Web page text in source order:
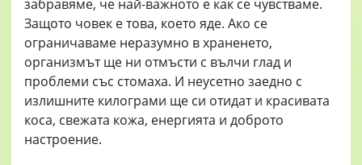
забравяме, че най-важното е как се чувстваме.
Защото човек е това, което яде. Ако се
ограничаваме неразумно в храненето,
организмът ще ни отмъсти с вълчи глад и
проблеми със стомаха. И неусетно заедно с
излишните килограми ще си отидат и красивата
коса, свежата кожа, енергията и доброто
настроение.